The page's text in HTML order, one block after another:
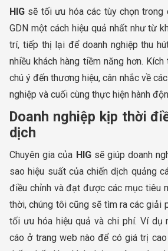
HIG sẽ tối ưu hóa các tùy chọn trong
GDN một cách hiệu quả nhất như từ
trí, tiếp thị lại để doanh nghiệp thu
nhiều khách hàng tiềm năng hơn.
chú ý đến thương hiệu, cân nhắc về
nghiệp và cuối cùng thực hiện hành
Doanh nghiệp kịp thời
dịch
Chuyên gia của HIGsẽ giúp doanh
sao hiệu suất của chiến dịch quảng
điều chỉnh và đạt được các mục tiêu
thời, chúng tôi cũng sẽ tìm ra các giải
tối ưu hóa hiệu quả và chi phí. Ví dụ
cáo ở trang web nào để có giá trị